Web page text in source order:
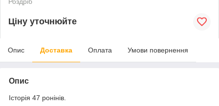
Ціну уточнюйте
Опис Доставка Оплата Умови повернення
Опис
Історія 47 ронінів.